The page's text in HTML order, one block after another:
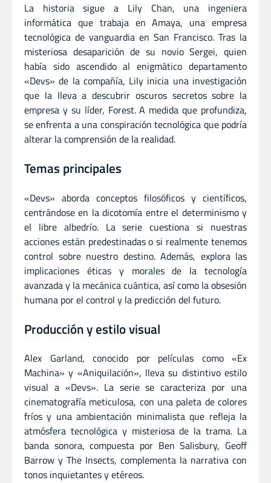
La historia sigue a Lily Chan, una ingeniera
informática que trabaja en Amaya, una empresa
tecnológica de vanguardia en San Francisco. Tras la
misteriosa desaparición de su novio Sergei, quien
había sido ascendido al enigmático departamento
«Devs» de la compañía, Lily inicia una investigación
que la lleva a descubrir oscuros secretos sobre la
empresa y su líder, Forest. A medida que profundiza,
se enfrenta a una conspiración tecnológica que podría
alterar la comprensión de la realidad.
Temas principales
«Devs» aborda conceptos filosóficos y científicos,
centrándose en la dicotomía entre el determinismo y
el libre albedrío. La serie cuestiona si nuestras
acciones están predestinadas o si realmente tenemos
control sobre nuestro destino. Además, explora las
implicaciones éticas y morales de la tecnología
avanzada y la mecánica cuántica, así como la obsesión
humana por el control y la predicción del futuro.
Producción y estilo visual
Alex Garland, conocido por películas como «Ex
Machina» y «Aniquilación», lleva su distintivo estilo
visual a «Devs». La serie se caracteriza por una
cinematografía meticulosa, con una paleta de colores
fríos y una ambientación minimalista que refleja la
atmósfera tecnológica y misteriosa de la trama. La
banda sonora, compuesta por Ben Salisbury, Geoff
Barrow y The Insects, complementa la narrativa con
tonos inquietantes y etéreos.